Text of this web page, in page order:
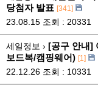
당첨자 발표 [341]
23.08.15 조회 : 20331
세일정보 › [공구 안내]
보드복/캠핑웨어) [1]
22.12.26 조회 : 10331